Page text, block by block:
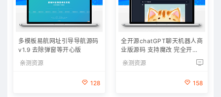
多模板易航网址引导导航源码
v1.9 去除弹窗等开心版
亲测资源
128
全开源chatGPT聊天机器人商
业版源码 支持魔改 完全开放
源代码
亲测资源
158